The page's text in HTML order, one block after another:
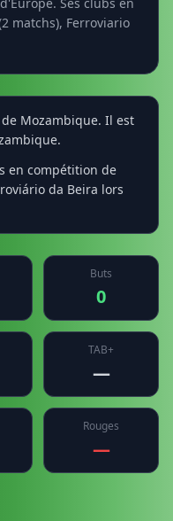
matchs), Ferroviario
Mozambique. Il est
en compétition de
da Beira lors
Buts
0
TAB+
—
Rouges
—